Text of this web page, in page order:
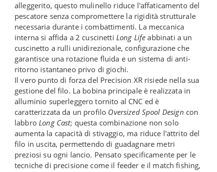
alleggerito, questo mulinello riduce l'affaticamento del
pescatore senza compromettere la rigidità strutturale
necessaria durante i combattimenti. La meccanica
interna si affida a 2 cuscinetti Long Life abbinati a un
cuscinetto a rulli unidirezionale, configurazione che
garantisce una rotazione fluida e un sistema di anti-
ritorno istantaneo privo di giochi.
Il vero punto di forza del Precision XR risiede nella sua
gestione del filo. La bobina principale è realizzata in
alluminio superleggero tornito al CNC ed è
caratterizzata da un profilo Oversized Spool Design con
labbroLong Cast; questa combinazione non solo
aumenta la capacità di stivaggio, ma riduce l'attrito del
filo in uscita, permettendo di guadagnare metri
preziosi su ogni lancio. Pensato specificamente per le
tecniche di precisione come il feeder e il match fishing,